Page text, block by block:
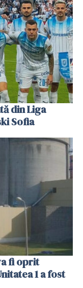
din Liga
Sofia
fi oprit
1 a fost